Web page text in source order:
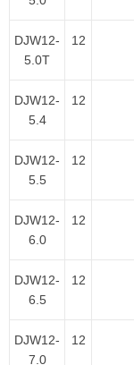
DJW12-
5.0T
12
DJW12-
5.4
12
DJW12-
5.5
12
DJW12-
6.0
12
DJW12-
6.5
12
DJW12-
7.0
12